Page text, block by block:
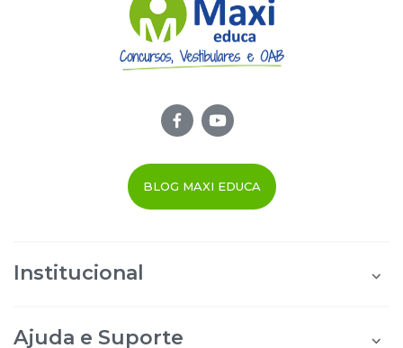
BLOG MAXI EDUCA
Institucional
Área do Afiliado
Ajuda e Suporte